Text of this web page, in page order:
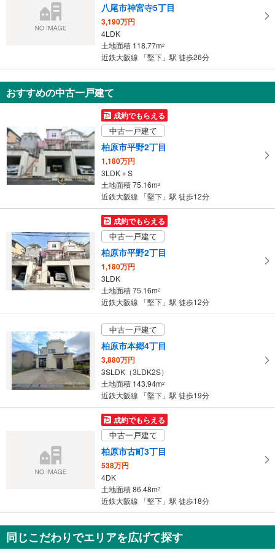
八尾市神宮寺5丁目
3,190万円
4LDK
土地面積 118.77m2
近鉄大阪線 「堅下」駅 徒歩26分
おすすめの中古一戸建て
成約でもらえる
中古一戸建て
柏原市平野2丁目
1,180万円
3LDK＋S
土地面積 75.16m2
近鉄大阪線 「堅下」駅 徒歩12分
成約でもらえる
中古一戸建て
柏原市平野2丁目
1,180万円
3LDK
土地面積 75.16m2
近鉄大阪線 「堅下」駅 徒歩12分
中古一戸建て
柏原市本郷4丁目
3,880万円
3SLDK（3LDK2S）
土地面積 143.94m2
近鉄大阪線 「堅下」駅 徒歩19分
成約でもらえる
中古一戸建て
柏原市古町3丁目
538万円
4DK
土地面積 86.48m2
近鉄大阪線 「堅下」駅 徒歩18分
同じこだわりでエリアを広げて探す